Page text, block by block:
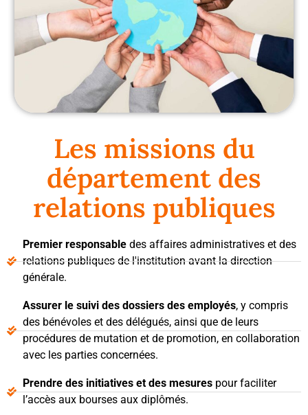
Les missions du
département des
relations publiques
Premier responsabledes affaires administratives et des
relations publiques de l'institution avant la direction
générale.
Assurer le suivi des dossiers des employés, y compris
des bénévoles et des délégués, ainsi que de leurs
procédures de mutation et de promotion, en collaboration
avec les parties concernées.
Prendre des initiatives et des mesures pour faciliter
l’accès aux bourses aux diplômés.